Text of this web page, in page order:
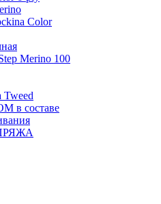
Color
Merino 100
Tweed
в составе